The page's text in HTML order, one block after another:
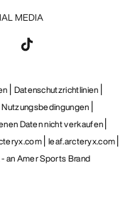
MEDIA
Datenschutzrichtlinien
Nutzungsbedingungen
Daten nicht verkaufen
leaf.arcteryx.com
an Amer Sports Brand